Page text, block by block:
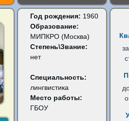
Год рождения: 1960
Образование:
МИПКРО (Москва)
Степень\Звание:
нет
Специальность:
лингвистика
Место работы:
ГБОУ